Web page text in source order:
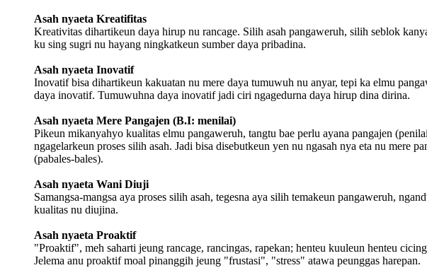
Asah nyaeta Kreatifitas
Kreativitas dihartikeun daya hirup nu rancage. Silih asah pangaweruh, silih seblok
ku sing sugri nu hayang ningkatkeun sumber daya pribadina.
Asah nyaeta Inovatif
Inovatif bisa dihartikeun kakuatan nu mere daya tumuwuh nu anyar, tepi ka elmu
daya inovatif. Tumuwuhna daya inovatif jadi ciri ngagedurna daya hirup dina dirina.
Asah nyaeta Mere Pangajen (B.I: menilai)
Pikeun mikanyahyo kualitas elmu pangaweruh, tangtu bae perlu ayana pangajen
ngagelarkeun proses silih asah. Jadi bisa disebutkeun yen nu ngasah nya eta nu mere
(pabales-bales).
Asah nyaeta Wani Diuji
Samangsa-mangsa aya proses silih asah, tegesna aya silih temakeun pangaweruh,
kualitas nu diujina.
Asah nyaeta Proaktif
"Proaktif", meh saharti jeung rancage, rancingas, rapekan; henteu kuuleun henteu
Jelema anu proaktif moal pinanggih jeung "frustasi", "stress" atawa peunggas harepan.